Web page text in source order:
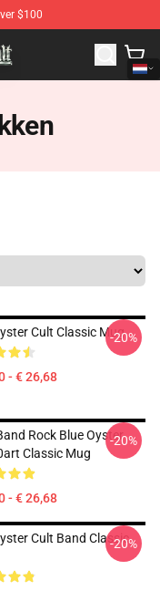
$100
Öyster Cult
Cult Classic Mug
- € 26,68
-20%
Rock Blue Oyster
Classic Mug
- € 26,68
-20%
Cult Band Classic
-20%